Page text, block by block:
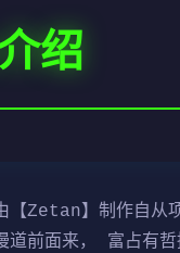
绍
【Zetan】制作自
道前面来， 富占有